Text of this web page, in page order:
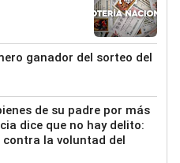
ganador del sorteo del
de su padre por más
dice que no hay delito:
la voluntad del